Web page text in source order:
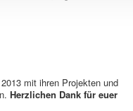
mit ihren Projekten und
Herzlichen Dank für euer